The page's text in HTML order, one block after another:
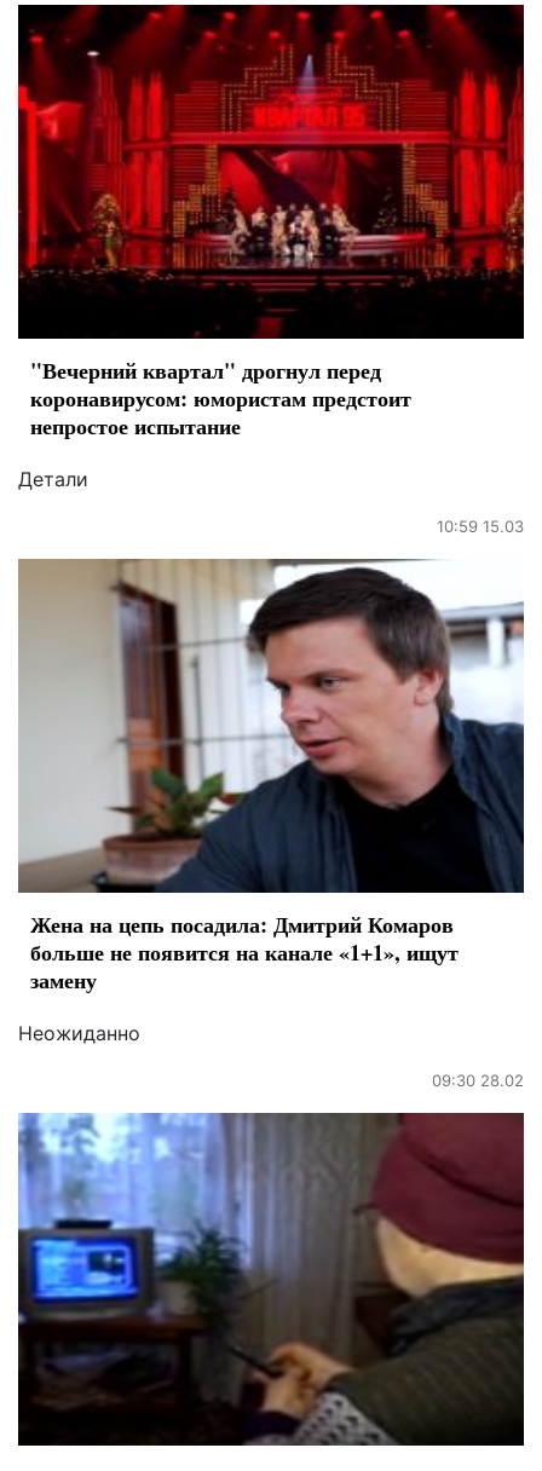
"Вечерний квартал" дрогнул перед
коронавирусом: юмористам предстоит
непростое испытание
Детали
10:59 15.03
Жена на цепь посадила: Дмитрий Комаров
больше не появится на канале «1+1», ищут
замену
Неожиданно
09:30 28.02